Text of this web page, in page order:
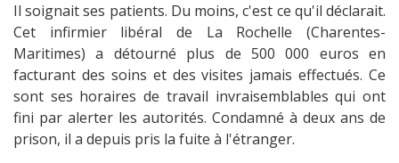
Il soignait ses patients. Du moins, c'est ce qu'il déclarait.
Cet infirmier libéral de La Rochelle (Charentes-
Maritimes) a détourné plus de 500 000 euros en
facturant des soins et des visites jamais effectués. Ce
sont ses horaires de travail invraisemblables qui ont
fini par alerter les autorités. Condamné à deux ans de
prison, il a depuis pris la fuite à l'étranger.